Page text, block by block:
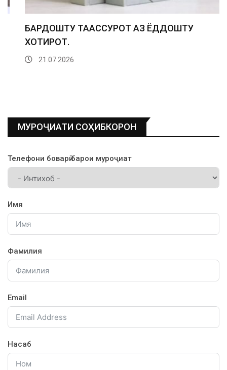
БАРДОШТУ ТААССУРОТ АЗ ЁДДОШТУ
ХОТИРОТ.
21.07.2026
МУРОҶИАТИ СОҲИБКОРОН
Телефони боварӣ барои муроҷиат
Имя
Фамилия
Email
Насаб